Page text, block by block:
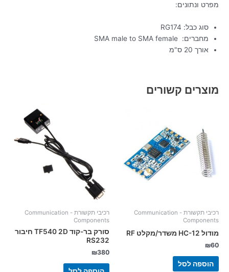
מפרט ונתונים:
סוג כבל: RG174
מחברים: SMA male to SMA female
אורך 20 ס"מ
מוצרים קשורים
רכיבי תקשורת - Communication
Components
מודול HC-12 משדר/מקלט RF
₪60
הוספה לסל
רכיבי תקשורת - Communication
Components
סורק בר-קוד TF540 2D חיבור
RS232
₪380